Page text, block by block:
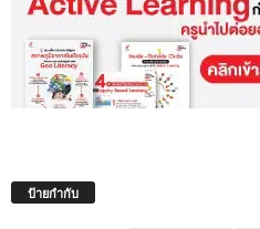
ป้ายกำกับ